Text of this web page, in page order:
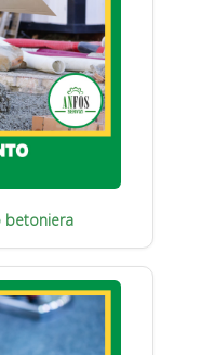
betoniera